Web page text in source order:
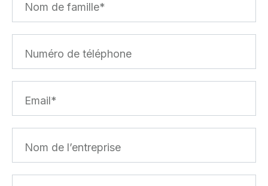
Nom de famille
Numéro de téléphone
Email
Nom de l’entreprise